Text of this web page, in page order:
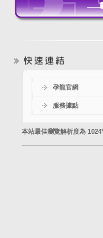
孕龍官網
服務據點
本站最佳瀏覽解析度為